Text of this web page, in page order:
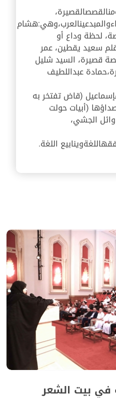
منالقصصالقصيرة،
والمبدعينالعرب،وهي:هشام
، لحظة وداع أو
سعيد يقطين،عمر
قصيرة، السيد شليل
حمادة عبداللطيف
إسماعيل (قاض تفتخر به
(أبيات حولت
الجشي،
اللغةوينابيع اللغة.
في بيت الشعر